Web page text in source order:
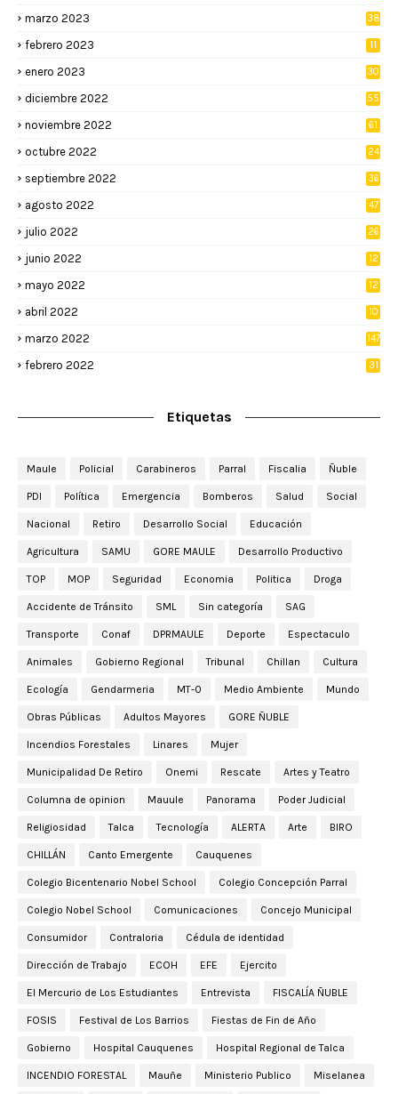
marzo 2023 38
febrero 2023 11
enero 2023 30
diciembre 2022 55
noviembre 2022 61
octubre 2022 24
septiembre 2022 36
agosto 2022 47
julio 2022 26
junio 2022
12
mayo 2022
12
abril 2022
10
marzo 2022 147
febrero 2022 31
Etiquetas
Maule Policial Carabineros Parral Fiscalia Ñuble
PDI Política Emergencia Bomberos Salud Social
Nacional Retiro Desarrollo Social Educación
Agricultura SAMU GORE MAULE Desarrollo Productivo
TOP MOP Seguridad Economia Politica Droga
Accidente de Tránsito SML Sin categoría SAG
Transporte Conaf DPRMAULE Deporte Espectaculo
Animales Gobierno Regional Tribunal Chillan Cultura
Ecología Gendarmeria MT-0 Medio Ambiente Mundo
Obras Públicas Adultos Mayores GORE ÑUBLE
Incendios Forestales Linares Mujer
Municipalidad De Retiro Onemi Rescate Artes y Teatro
Columna de opinion Mauule Panorama Poder Judicial
Religiosidad Talca Tecnología ALERTA Arte BIRO
CHILLÁN Canto Emergente Cauquenes
Colegio Bicentenario Nobel School Colegio Concepción Parral
Colegio Nobel School Comunicaciones Concejo Municipal
Consumidor Contraloria Cédula de identidad
Dirección de Trabajo ECOH EFE Ejercito
El Mercurio de Los Estudiantes Entrevista FISCALÍA ÑUBLE
FOSIS Festival de Los Barrios Fiestas de Fin de Año
Gobierno Hospital Cauquenes Hospital Regional de Talca
INCENDIO FORESTAL Mauñe Ministerio Publico Miselanea